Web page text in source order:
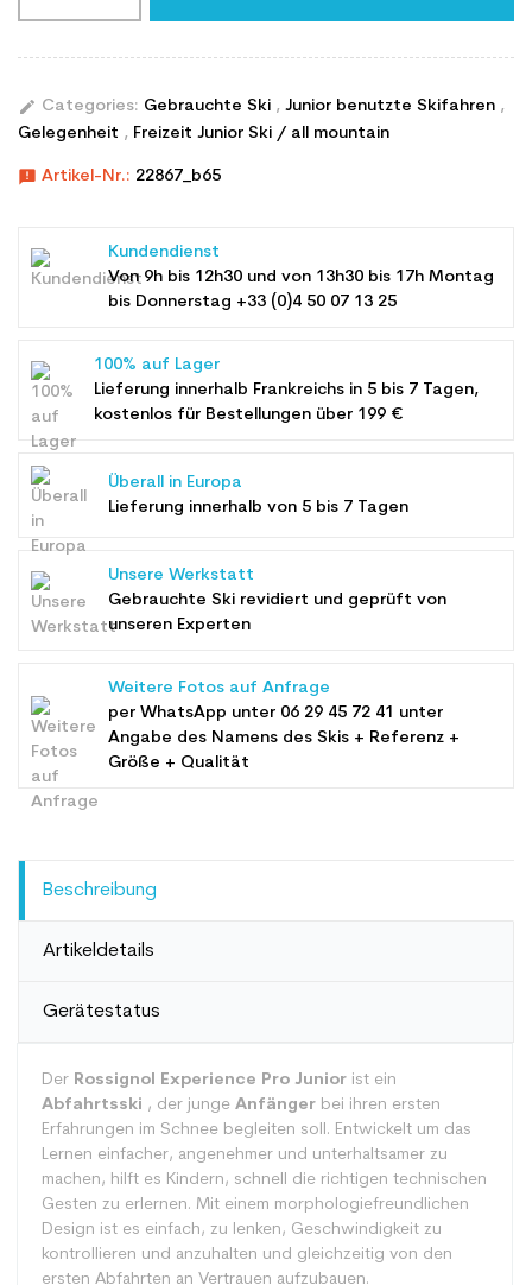
edit Categories: Gebrauchte Ski , Junior benutzte Skifahren ,
Gelegenheit , Freizeit Junior Ski / all mountain
announcement Artikel-Nr.: 22867_b65
Kundendienst
Von 9h bis 12h30 und von 13h30 bis 17h Montag
bis Donnerstag +33 (0)4 50 07 13 25
100% auf Lager
Lieferung innerhalb Frankreichs in 5 bis 7 Tagen,
kostenlos für Bestellungen über 199 €
Überall in Europa
Lieferung innerhalb von 5 bis 7 Tagen
Unsere Werkstatt
Gebrauchte Ski revidiert und geprüft von
unseren Experten
Weitere Fotos auf Anfrage
per WhatsApp unter 06 29 45 72 41 unter
Angabe des Namens des Skis + Referenz +
Größe + Qualität
Beschreibung
Artikeldetails
Gerätestatus
Der Rossignol Experience Pro Junior ist ein
Abfahrtsski , der junge Anfänger bei ihren ersten
Erfahrungen im Schnee begleiten soll. Entwickelt um das
Lernen einfacher, angenehmer und unterhaltsamer zu
machen, hilft es Kindern, schnell die richtigen technischen
Gesten zu erlernen. Mit einem morphologiefreundlichen
Design ist es einfach, zu lenken, Geschwindigkeit zu
kontrollieren und anzuhalten und gleichzeitig von den
ersten Abfahrten an Vertrauen aufzubauen.